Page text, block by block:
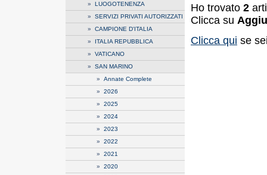
» LUOGOTENENZA
» SERVIZI PRIVATI AUTORIZZATI
» CAMPIONE D'ITALIA
» ITALIA REPUBBLICA
» VATICANO
» SAN MARINO
» Annate Complete
» 2026
» 2025
» 2024
» 2023
» 2022
» 2021
» 2020
Ho trovato 2
Clicca su
Clicca qui se